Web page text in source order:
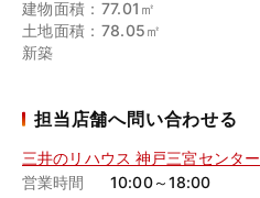
建物面積：77.01㎡
土地面積：78.05㎡
新築
担当店舗へ問い合わせる
三井のリハウス 神戸三宮センター
営業時間
10:00～18:00